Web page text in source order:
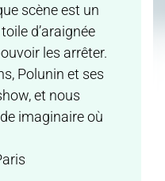
scène est un
d’araignée
les arrêter.
Polunin et ses
et nous
imaginaire où